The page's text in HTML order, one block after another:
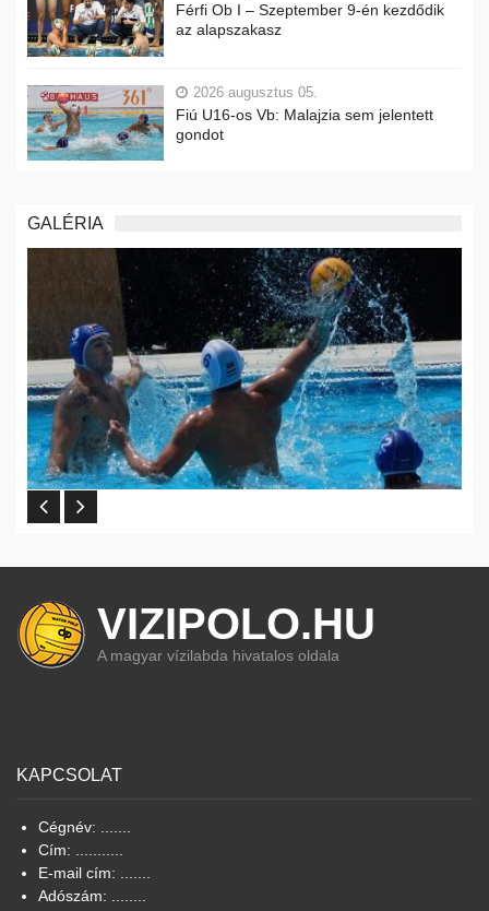
Férfi Ob I – Szeptember 9-én kezdődik
az alapszakasz
2026 augusztus 05.
Fiú U16-os Vb: Malajzia sem jelentett
gondot
GALÉRIA
VIZIPOLO.HU
A magyar vízilabda hivatalos oldala
KAPCSOLAT
Cégnév: .......
Cím: ...........
E-mail cím: .......
Adószám: ........